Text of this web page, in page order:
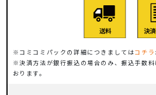
コミコミパックの詳細につきましてはコチラ
決済方法が銀行振込の場合のみ、振込手数
おります。